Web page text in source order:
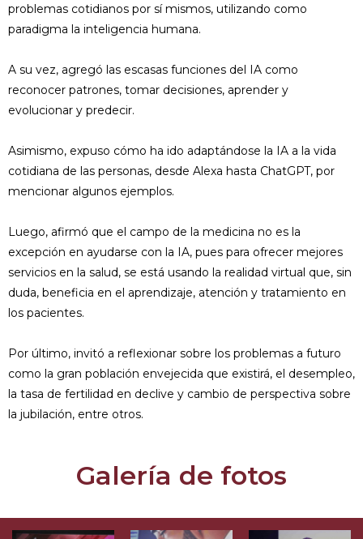
problemas cotidianos por sí mismos, utilizando como
paradigma la inteligencia humana.
A su vez, agregó las escasas funciones del IA como
reconocer patrones, tomar decisiones, aprender y
evolucionar y predecir.
Asimismo, expuso cómo ha ido adaptándose la IA a la vida
cotidiana de las personas, desde Alexa hasta ChatGPT, por
mencionar algunos ejemplos.
Luego, afirmó que el campo de la medicina no es la
excepción en ayudarse con la IA, pues para ofrecer mejores
servicios en la salud, se está usando la realidad virtual que, sin
duda, beneficia en el aprendizaje, atención y tratamiento en
los pacientes.
Por último, invitó a reflexionar sobre los problemas a futuro
como la gran población envejecida que existirá, el desempleo,
la tasa de fertilidad en declive y cambio de perspectiva sobre
la jubilación, entre otros.
Galería de fotos